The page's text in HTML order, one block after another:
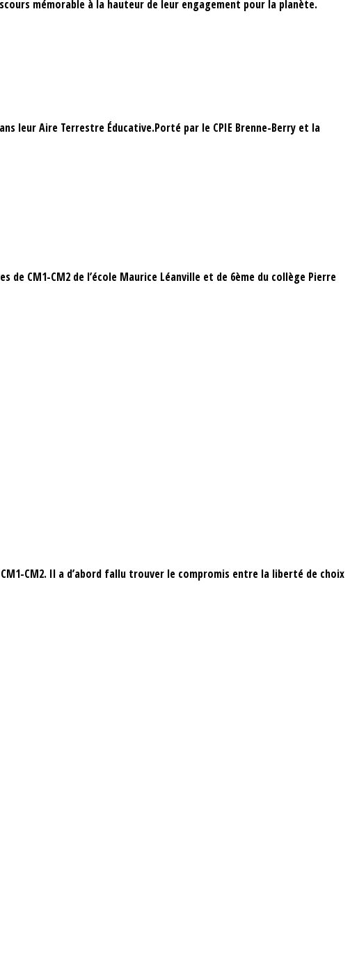
mémorable à la hauteur de leur engagement pour la planète.
leur Aire Terrestre Éducative.Porté par le CPIE Brenne-Berry et la
de CM1-CM2 de l’école Maurice Léanville et de 6ème du collège Pierre
CM2. Il a d’abord fallu trouver le compromis entre la liberté de choix